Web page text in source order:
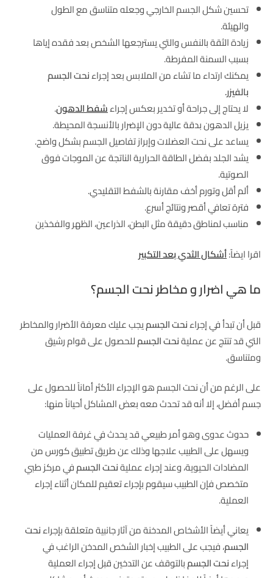
تحسين شكل الجسم الخارجي وجعله متناسق مع الطول
والهيئة.
زيادة الثقة بالنفس والتي يسترجعها الشخص بعد فقده إياها
بسبب السمنة المفرطة.
يمكنك ارتداء ما تشاء من الملابس بعد إجراءنحت الجسم
بالفيزر.
لا يحتاج إلى جراحة أو تخدير بعكس إجراءشفط الدهون.
يزيل الدهون بدقة عالية دون الإضرار بالأنسجة المحيطة.
يساعد على نحت العضلات وإبراز تفاصيل الجسم بشكل واضح.
يشد الجلد بفضل الطاقة الحرارية الناتجة عن الموجات فوق
الصوتية.
ألم أقل وتورم أخف مقارنة بالشفط التقليدي.
فترة تعافي أقصر ونتائج أسرع.
مناسب لمناطق دقيقة مثل البطن، الذراعين، الظهر والفخذين
اقرا ايضاً:أشكال الثدي بعد التكبير
ما هي اضرار و مخاطر نحت الجسم؟
قبل أن تبدأ في إجراءنحت الجسميجب عليك معرفة الأضرار والمخاطر
التي قد تنتج عن عمليةنحت الجسمللحصول على قوام رشيق
ومتناسق.
على الرغم من أن نحت الجسم هو الإجراء الأكثر أماناً للحصول على
جسم أفضل، إلا أنه قد تحدث معه بعض المشاكل أحياناً منها:
حدوث عدوى وهو أمر طبيعي قد يحدث في غرفة العمليات
ويسهل على الطبيب علاجها وذلك عن طريق تطبيق كورس من
المضادات الحيوية، وعند إجراء عمليةنحت الجسمفي مركز طبي
متخصص فإن الطبيب سيقوم بإجراء تعقيم للمكان أثناء إجراء
العملية.
يعاني أيضاً الأشخاص المدخنة من آثار جانبية متعلقة بإجراءنحت
الجسم، فيجب على الطبيب إخبار الشخص المدخن الراغب في
إجراءنحت الجسمبالتوقف عن التدخين قبل إجراء العملية